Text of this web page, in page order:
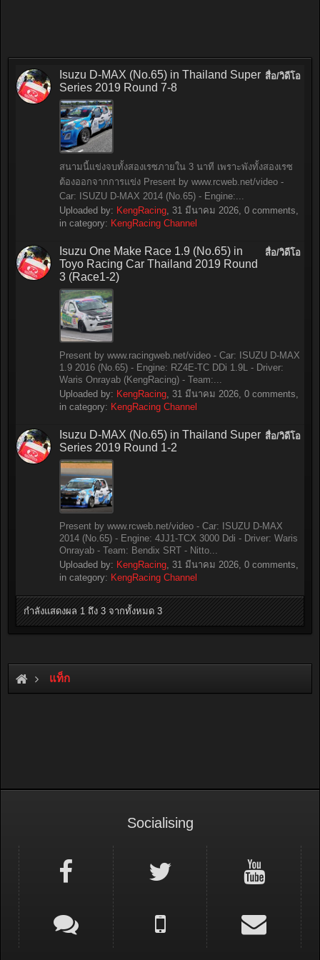
สื่อ/วิดีโอ
Isuzu D-MAX (No.65) in Thailand Super
Series 2019 Round 7-8
สนามนี้แข่งจบทั้งสองเรซภายใน 3 นาที เพราะพังทั้งสองเรซ
ต้องออกจากการแข่ง Present by www.rcweb.net/video -
Car: ISUZU D-MAX 2014 (No.65) - Engine:...
Uploaded by: KengRacing, 31 มีนาคม 2026, 0 comments,
in category: KengRacing Channel
สื่อ/วิดีโอ
Isuzu One Make Race 1.9 (No.65) in
Toyo Racing Car Thailand 2019 Round
3 (Race1-2)
Present by www.racingweb.net/video - Car: ISUZU D-MAX
1.9 2016 (No.65) - Engine: RZ4E-TC DDi 1.9L - Driver:
Waris Onrayab (KengRacing) - Team:...
Uploaded by: KengRacing, 31 มีนาคม 2026, 0 comments,
in category: KengRacing Channel
สื่อ/วิดีโอ
Isuzu D-MAX (No.65) in Thailand Super
Series 2019 Round 1-2
Present by www.rcweb.net/video - Car: ISUZU D-MAX
2014 (No.65) - Engine: 4JJ1-TCX 3000 Ddi - Driver: Waris
Onrayab - Team: Bendix SRT - Nitto...
Uploaded by: KengRacing, 31 มีนาคม 2026, 0 comments,
in category: KengRacing Channel
กำลังแสดงผล 1 ถึง 3 จากทั้งหมด 3
แท็ก
Socialising